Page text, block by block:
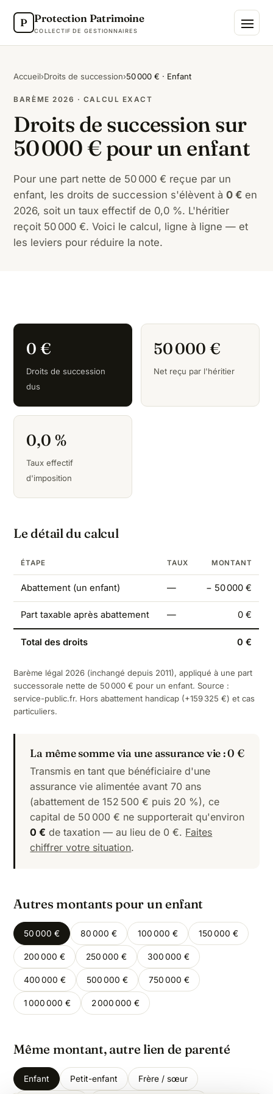
P Protection Patrimoine
COLLECTIF DE GESTIONNAIRES
Accueil›Droits de succession›50 000 € · Enfant
BARÈME 2026 · CALCUL EXACT
Droits de succession sur
50 000 € pour un enfant
Pour une part nette de 50 000 € reçue par un
enfant, les droits de succession s'élèvent à0 € en
2026, soit un taux effectif de 0,0 %. L'héritier
reçoit 50 000 €. Voici le calcul, ligne à ligne — et
les leviers pour réduire la note.
0 €
Droits de succession
dus
50 000 €
Net reçu par l'héritier
0,0 %
Taux effectif
d'imposition
Le détail du calcul
ÉTAPE TAUX MONTANT
Abattement (un enfant) — − 50 000 €
Part taxable après abattement — 0 €
Total des droits 0 €
Barème légal 2026 (inchangé depuis 2011), appliqué à une part
successorale nette de 50 000 € pour un enfant. Source :
service-public.fr. Hors abattement handicap (+159 325 €) et cas
particuliers.
La même somme via une assurance vie : 0 €
Transmis en tant que bénéficiaire d'une
assurance vie alimentée avant 70 ans
(abattement de 152 500 € puis 20 %), ce
capital de 50 000 € ne supporterait qu'environ
0 € de taxation — au lieu de 0 €. Faites
chiffrer votre situation.
Autres montants pour un enfant
50 000 € 80 000 € 100 000 € 150 000 €
200 000 € 250 000 € 300 000 €
400 000 € 500 000 € 750 000 €
1 000 000 € 2 000 000 €
Même montant, autre lien de parenté
Enfant Petit-enfant Frère / sœur